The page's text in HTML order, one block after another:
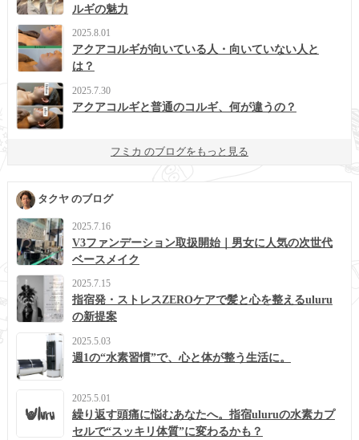
ルギの魅力
2025.8.01
アクアコルギが向いている人・向いていない人と
は？
2025.7.30
アクアコルギと普通のコルギ、何が違うの？
フミカ のブログをもっと見る
タクヤ のブログ
2025.7.16
V3ファンデーション取扱開始｜男女に人気の次世代
ベースメイク
2025.7.15
指宿発・ストレスZEROケアで髪と心を整えるuluru
の新提案
2025.5.03
週1の“水素習慣”で、心と体が整う生活に。
2025.5.01
繰り返す頭痛に悩むあなたへ。指宿uluruの水素カプ
セルで“スッキリ体質”に変わるかも？